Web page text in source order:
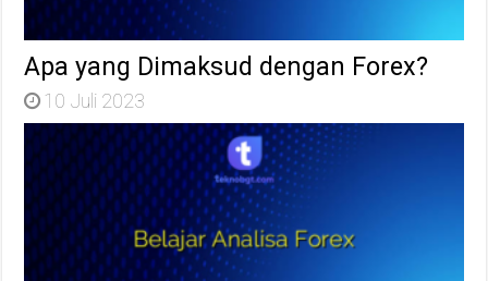
Apa yang Dimaksud dengan Forex?
10 Juli 2023